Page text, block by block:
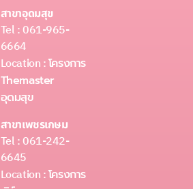
สาขาอุดมสุข
Tel : 061-965-
6664
Location :โครงการ
Themaster
อุดมสุข
สาขาเพชรเกษม
Tel : 061-242-
6645
Location :โครงการ